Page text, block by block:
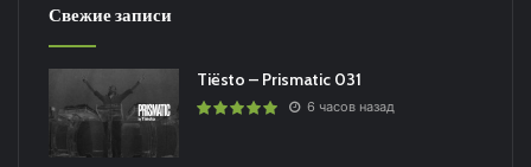
Свежие записи
Tiësto – Prismatic 031
6 часов назад